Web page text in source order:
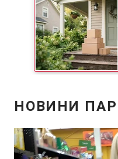
Реклама на сайті
Моніторинг